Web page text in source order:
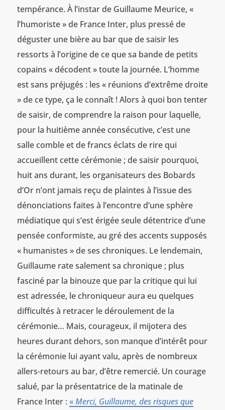
tempérance. À l’instar de Guillaume Meurice, «
l’humoriste » de France Inter, plus pressé de
déguster une bière au bar que de saisir les
ressorts à l’origine de ce que sa bande de petits
copains « décodent » toute la journée. L’homme
est sans préjugés : les « réunions d’extrême droite
» de ce type, ça le connaît ! Alors à quoi bon tenter
de saisir, de comprendre la raison pour laquelle,
pour la huitième année consécutive, c’est une
salle comble et de francs éclats de rire qui
accueillent cette cérémonie ; de saisir pourquoi,
huit ans durant, les organisateurs des Bobards
d’Or n’ont jamais reçu de plaintes à l’issue des
dénonciations faites à l’encontre d’une sphère
médiatique qui s’est érigée seule détentrice d’une
pensée conformiste, au gré des accents supposés
« humanistes » de ses chroniques. Le lendemain,
Guillaume rate salement sa chronique ; plus
fasciné par la binouze que par la critique qui lui
est adressée, le chroniqueur aura eu quelques
difficultés à retracer le déroulement de la
cérémonie… Mais, courageux, il mijotera des
heures durant dehors, son manque d’intérêt pour
la cérémonie lui ayant valu, après de nombreux
allers-retours au bar, d’être remercié. Un courage
salué, par la présentatrice de la matinale de
France Inter : «Merci, Guillaume, des risques que